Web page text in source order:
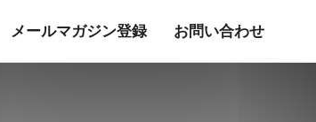
メールマガジン登録 お問い合わせ